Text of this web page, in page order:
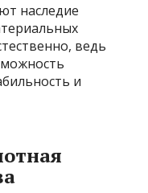
наследие
ведь
и